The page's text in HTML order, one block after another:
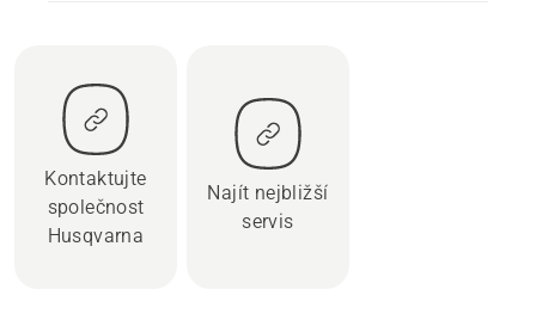
Kontaktujte
společnost
Husqvarna
Najít nejbližší
servis